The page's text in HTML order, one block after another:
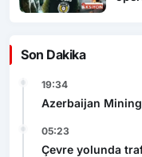
Son Dakika
19:34
Azerbaijan Mining
05:23
Çevre yolunda